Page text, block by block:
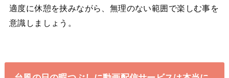
適度に休憩を挟みながら、無理のない範囲で楽しむ事を
意識しましょう。